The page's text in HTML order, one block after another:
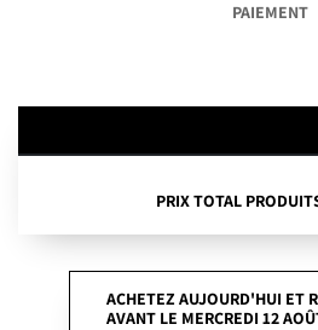
PAIEMENT
PRIX TOTAL
ACHETEZ AUJOURD'HUI ET
AVANT LE MERCREDI 12